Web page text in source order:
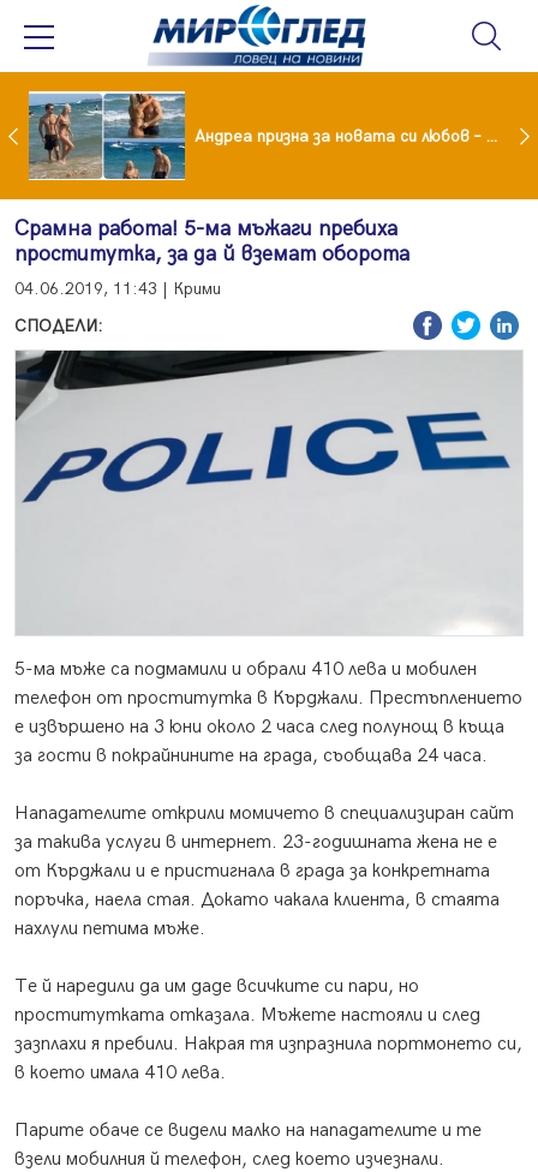
Драма вместо щастие: Звезда от "Татковци" е в болница с високорискова бременност Андреа призна за новата си любов – руснакът Игор
Срамна работа! 5-ма мъжаги пребиха
проститутка, за да й вземат оборота
04.06.2019, 11:43 | Крими
СПОДЕЛИ:
5-ма мъже са подмамили и обрали 410 лева и мобилен
телефон от проститутка в Кърджали. Престъплението
е извършено на 3 юни около 2 часа след полунощ в къща
за гости в покрайнините на града, съобщава 24 часа.
Нападателите открили момичето в специализиран сайт
за такива услуги в интернет. 23-годишната жена не е
от Кърджали и е пристигнала в града за конкретната
поръчка, наела стая. Докато чакала клиента, в стаята
нахлули петима мъже.
Те й наредили да им даде всичките си пари, но
проститутката отказала. Мъжете настояли и след
зазплахи я пребили. Накрая тя изпразнила портмонето си,
в което имала 410 лева.
Парите обаче се видели малко на нападателите и те
взели мобилния й телефон, след което изчезнали.